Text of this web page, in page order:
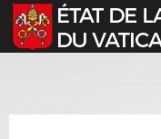
Sélectionnez votre langue